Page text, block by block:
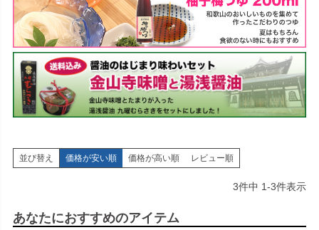
並び替え 価格が安い順 価格が高い順 レビュー順
3件中 1-3件表示
あなたにおすすめのアイテム